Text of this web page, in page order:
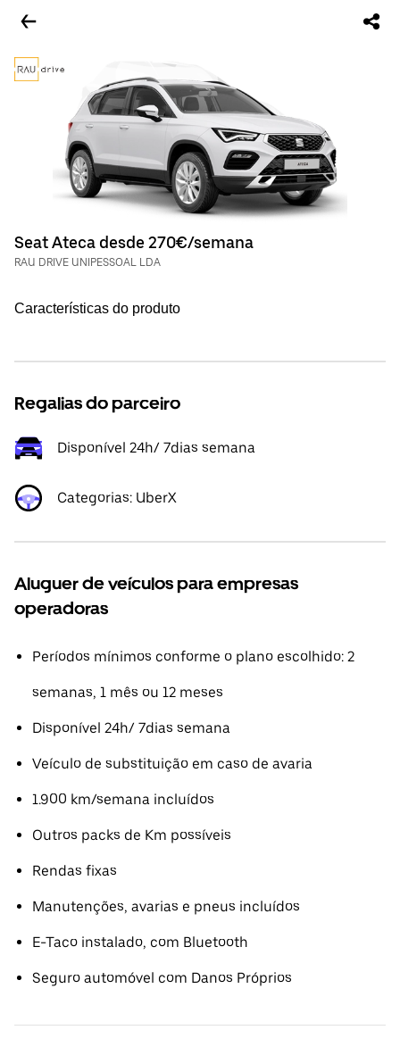
Seat Ateca desde 270€/semana
RAU DRIVE UNIPESSOAL LDA
Características do produto
Regalias do parceiro
Disponível 24h/ 7dias semana
Categorias: UberX
Aluguer de veículos para empresas
operadoras
Períodos mínimos conforme o plano escolhido: 2
semanas, 1 mês ou 12 meses
Disponível 24h/ 7dias semana
Veículo de substituição em caso de avaria
1.900 km/semana incluídos
Outros packs de Km possíveis
Rendas fixas
Manutenções, avarias e pneus incluídos
E-Taco instalado, com Bluetooth
Seguro automóvel com Danos Próprios